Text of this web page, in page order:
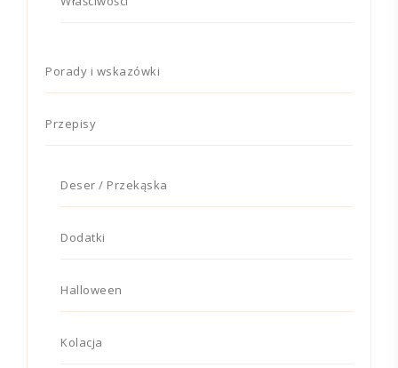
Porady i wskazówki
Przepisy
Deser / Przekąska
Dodatki
Halloween
Kolacja